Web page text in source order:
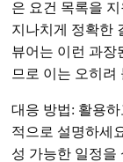
은 요건 목록을
지나치게 정확한
뷰어는 이런 과장
므로 이는 오히려
대응 방법: 활용
적으로 설명하세
성 가능한 일정을